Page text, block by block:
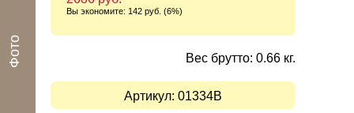
Вы экономите: 142 руб. (6%)
Вес брутто: 0.66 кг.
Артикул: 01334B
Фото